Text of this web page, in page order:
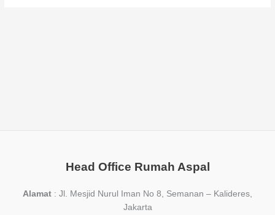
Head Office Rumah Aspal
Alamat : Jl. Mesjid Nurul Iman No 8, Semanan – Kalideres,
Jakarta